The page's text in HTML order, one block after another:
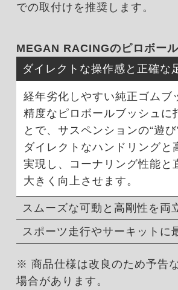
での取付けを推奨します。
MEGAN RACINGのピロボー
ダイレクトな操作感と正確な
経年劣化しやすい純正ゴムブ
精度なピロボールブッシュに
とで、サスペンションの“遊び
ダイレクトなハンドリングと
実現し、コーナリング性能と
大きく向上させます。
スムーズな可動と高剛性を両
スポーツ走行やサーキットに
※ 商品仕様は改良のため予告
場合があります。